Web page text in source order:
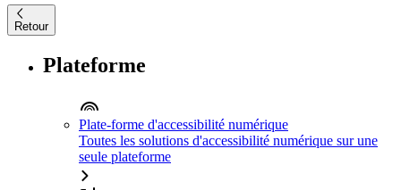
Retour
Plateforme
Plate-forme d'accessibilité numérique
Toutes les solutions d'accessibilité numérique sur une
seule plateforme